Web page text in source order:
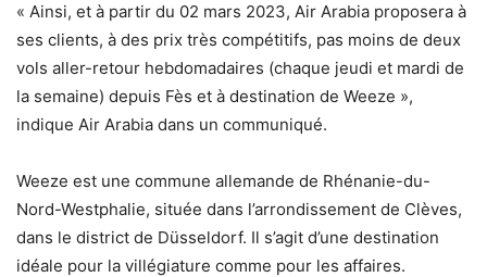
« Ainsi, et à partir du 02 mars 2023, Air Arabia proposera à
ses clients, à des prix très compétitifs, pas moins de deux
vols aller-retour hebdomadaires (chaque jeudi et mardi de
la semaine) depuis Fès et à destination de Weeze »,
indique Air Arabia dans un communiqué.
Weeze est une commune allemande de Rhénanie-du-
Nord-Westphalie, située dans l’arrondissement de Clèves,
dans le district de Düsseldorf. Il s’agit d’une destination
idéale pour la villégiature comme pour les affaires.